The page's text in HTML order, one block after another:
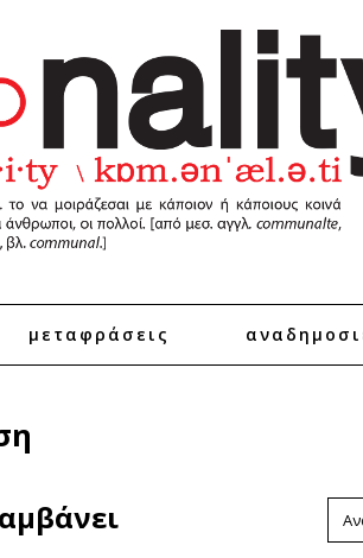
μεταφράσεις